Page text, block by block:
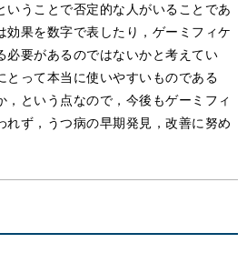
いうことで否定的な人がいることであ
効果を数字で表したり，ゲーミフィケ
必要があるのではないかと考えてい
とって本当に使いやすいものである
という点なので，今後もゲーミフィ
れず，うつ病の早期発見，改善に努め